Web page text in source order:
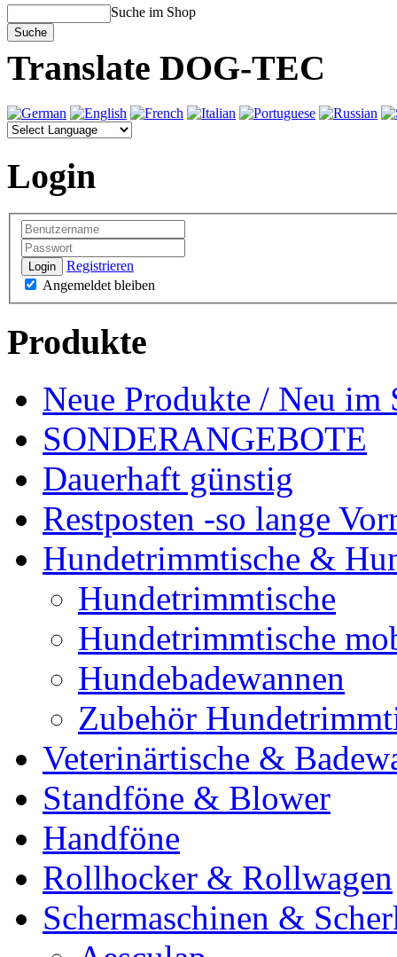
Suche im Shop
Translate DOG-TEC
Login
Login
Registrieren
Angemeldet bleiben
Produkte
Neue Produkte / Neu im
SONDERANGEBOTE
Dauerhaft günstig
Restposten -so lange
Hundetrimmtische &
Hundetrimmtische
Hundetrimmtische
Hundebadewannen
Zubehör
Veterinärtische &
Standföne & Blower
Handföne
Rollhocker & Rollwagen
Schermaschinen &